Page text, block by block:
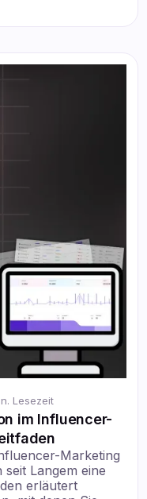
Lesezeit
im Influencer-
Marketing
Langem eine
erläutert